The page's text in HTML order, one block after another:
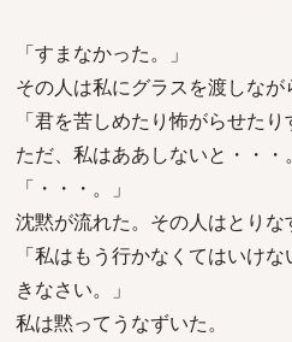
「すまなかった。」
その人は私にグラスを渡しなが
「君を苦しめたり怖がらせたり
ただ、私はああしないと・・・
「・・・。」
沈黙が流れた。その人はとりな
「私はもう行かなくてはいけ
きなさい。」
私は黙ってうなずいた。